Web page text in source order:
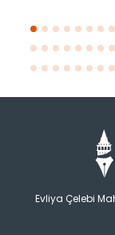
Evliya Çelebi